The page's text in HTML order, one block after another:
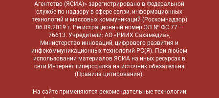
Агентство (ЯСИА)» зарегистрировано в Федеральной
службе по надзору в сфере связи, информационных
технологий и массовых коммуникаций (Роскомнадзор)
06.09.2019 г. Регистрационный номер ЭЛ № ФС 77 —
76613. Учредители: АО «РИИХ Сахамедиа»,
Министерство инноваций, цифрового развития и
инфокоммуникационных технологий РС(Я). При любом
использовании материалов ЯСИА на иных ресурсах в
сети Интернет гиперссылка на источник обязательна
(Правила цитирования).
На сайте применяются рекомендательные технологии